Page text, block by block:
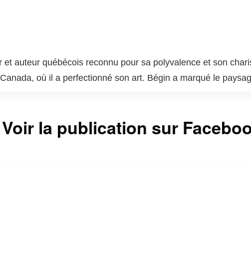
auteur québécois reconnu pour sa polyvalence et son
où il a perfectionné son art. Bégin a marqué le
accompli, ayant écrit plusieurs pièces de théâtre et
lui une figure incontournable du milieu artistique.
Voir la publication sur